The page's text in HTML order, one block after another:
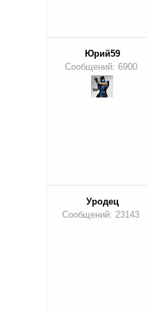
Юрий59
Сообщений: 6900
Уродец
Сообщений: 23143